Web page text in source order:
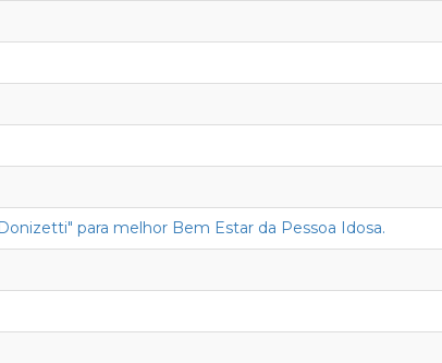
para melhor Bem Estar da Pessoa Idosa.